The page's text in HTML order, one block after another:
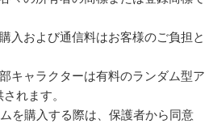
入および通信料はお客様のご負担と
キャラクターは有料のランダム型ア
れます。
を購入する際は、保護者から同意